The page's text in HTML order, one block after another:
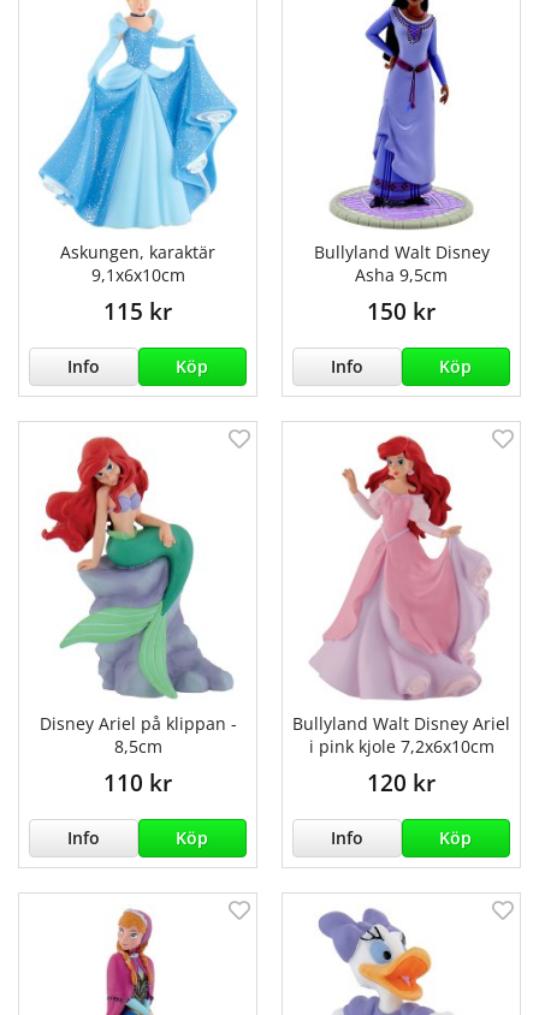
Askungen, karaktär
9,1x6x10cm
115 kr
Info Köp
Bullyland Walt Disney
Asha 9,5cm
150 kr
Info Köp
Disney Ariel på klippan -
8,5cm
110 kr
Info Köp
Bullyland Walt Disney Ariel
i pink kjole 7,2x6x10cm
120 kr
Info Köp